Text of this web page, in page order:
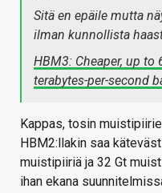
Sitä en epäile mutta
ilman kunnollista
HBM3: Cheaper, up to
terabytes-per-second
Kappas, tosin
HBM2:llakin saa
muistipiiriä ja 32 Gt
ihan ekana